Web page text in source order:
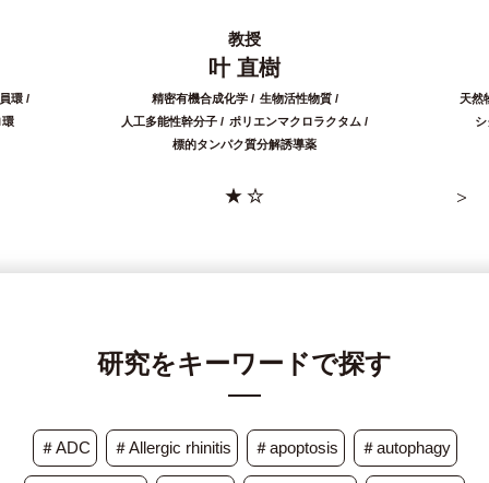
環
環
教授
叶 直樹
精密有機合成化学
生物活性物質
人工多能性幹分子
ポリエンマクロラクタム
標的タンパク質分解誘導薬
天然
研究をキーワードで探す
＃ADC ＃Allergic rhinitis ＃apoptosis ＃autophagy